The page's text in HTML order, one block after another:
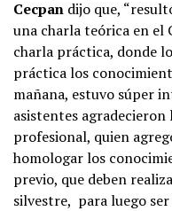
Cecpan dijo que,
una charla teórica en el
charla práctica, donde
práctica los
mañana, estuvo súper
asistentes
profesional, quien
homologar los
previo, que deben
silvestre, para luego